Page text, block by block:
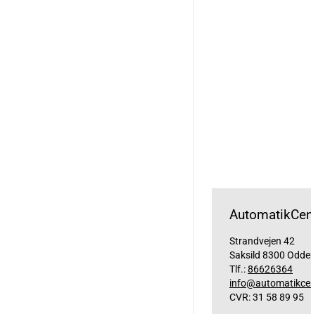
Strandvejen 42
Saksild 8300
Tlf.:86626364
CVR: 31 58 89 95